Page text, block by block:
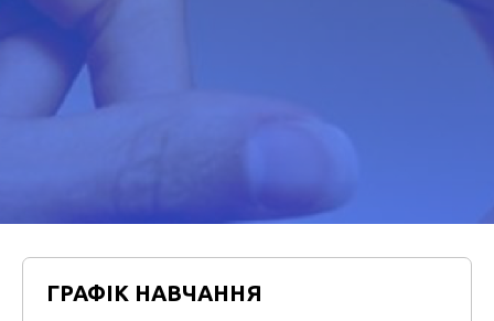
ГРАФІК НАВЧАННЯ